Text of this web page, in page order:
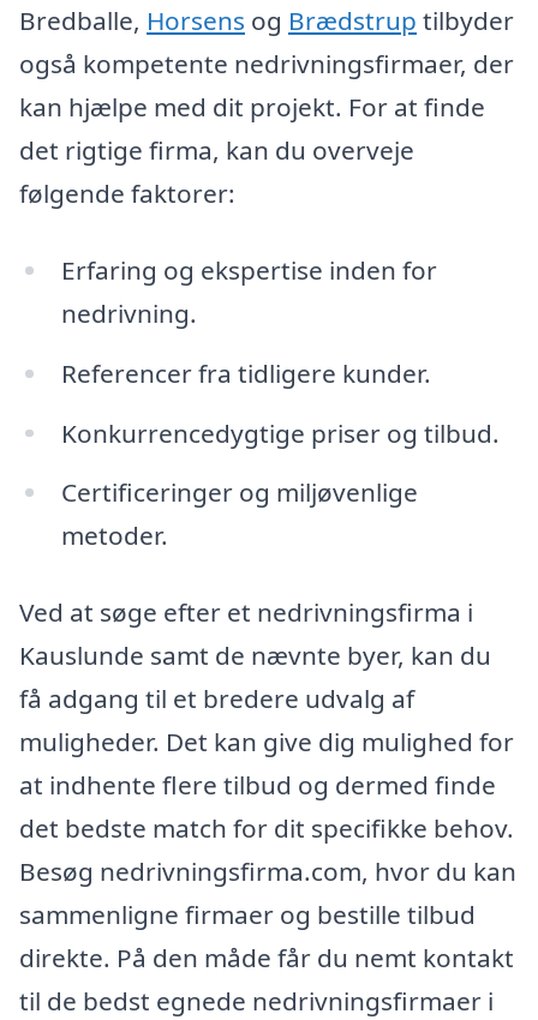
Bredballe, Horsens og Brædstrup tilbyder
også kompetente nedrivningsfirmaer, der
kan hjælpe med dit projekt. For at finde
det rigtige firma, kan du overveje
følgende faktorer:
Erfaring og ekspertise inden for
nedrivning.
Referencer fra tidligere kunder.
Konkurrencedygtige priser og tilbud.
Certificeringer og miljøvenlige
metoder.
Ved at søge efter et nedrivningsfirma i
Kauslunde samt de nævnte byer, kan du
få adgang til et bredere udvalg af
muligheder. Det kan give dig mulighed for
at indhente flere tilbud og dermed finde
det bedste match for dit specifikke behov.
Besøg nedrivningsfirma.com, hvor du kan
sammenligne firmaer og bestille tilbud
direkte. På den måde får du nemt kontakt
til de bedst egnede nedrivningsfirmaer i